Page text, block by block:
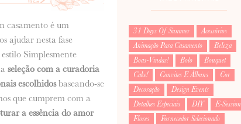
casamento é um
ajudar nesta fase
Simplesmente
seleção com a curadoria
escolhidosbaseando-se
que cumprem com a
a essência do amor
31 Days Of Summer
Acessórios
Animação Para Casamento
Beleza
Boas-Vindas!
Bolo
Bouquet
Cake!
Convites E Álbuns
Cor
Decoração
Design Events
Detalhes Especiais
DIY
E-Session
Flores
Fornecedor Selecionado